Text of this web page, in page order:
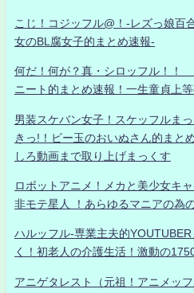
こじ！コジッフル@！-レズっ娘百
女のBL腐女子的まとめ速報-
何だ！何が？真・シロッフル！
ニート的まとめ速報！一生童貞上等
男装スケバン女子！スケッフルま
きっ!！ビー玉のおいぬさん的ま
しろ動画まで取り上げまっくす
ロボットアニメ！メカと美少女キ
非モテ星人 ！あらゆるマニアの為
ハルッフル-専業主夫的
く！初老人の介護生活！激動の
アニゲタレスト（元祖！アニメッ